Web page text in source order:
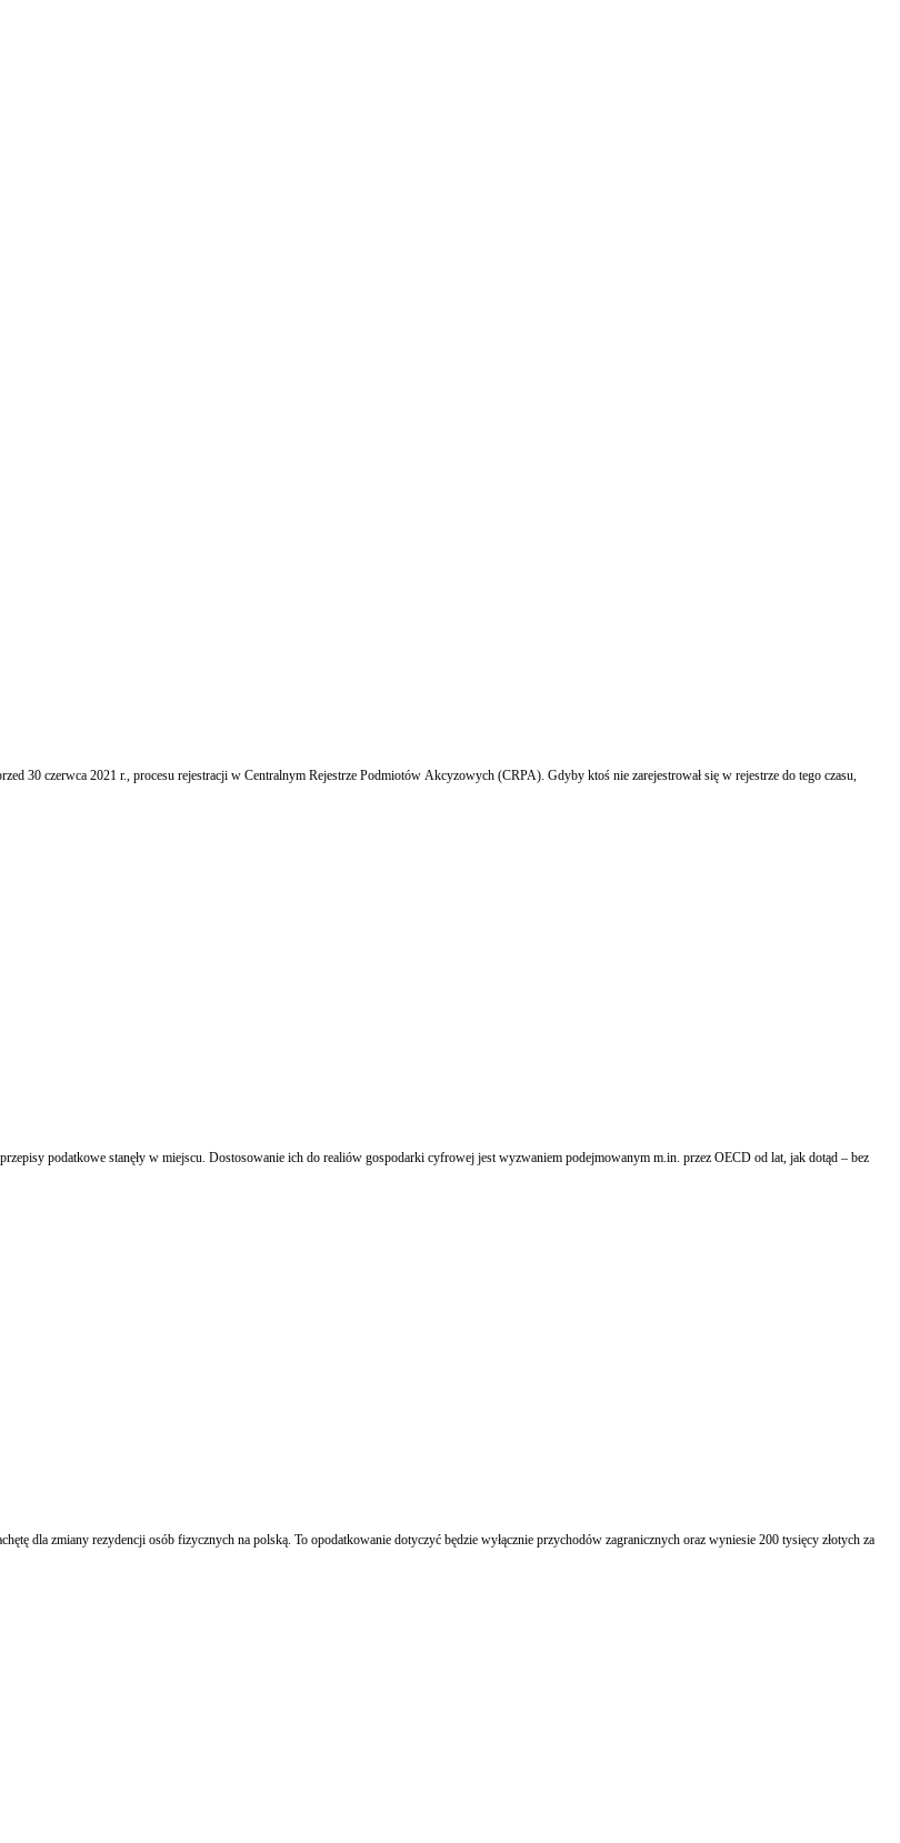
30 czerwca 2021 r., procesu rejestracji w Centralnym Rejestrze Podmiotów Akcyzowych (CRPA). Gdyby ktoś nie zarejestrował się w rejestrze do tego czasu,
podatkowe stanęły w miejscu. Dostosowanie ich do realiów gospodarki cyfrowej jest wyzwaniem podejmowanym m.in. przez OECD od lat, jak dotąd – bez
dla zmiany rezydencji osób fizycznych na polską. To opodatkowanie dotyczyć będzie wyłącznie przychodów zagranicznych oraz wyniesie 200 tysięcy złotych za